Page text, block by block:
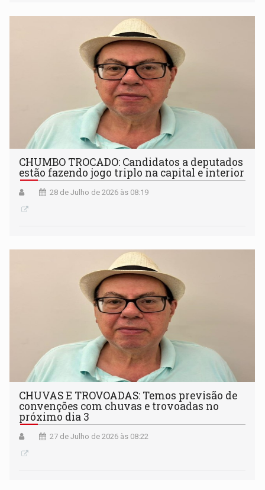
CHUMBO TROCADO: Candidatos a deputados
estão fazendo jogo triplo na capital e interior
28 de Julho de 2026 às 08:19
CHUVAS E TROVOADAS: Temos previsão de
convenções com chuvas e trovoadas no
próximo dia 3
27 de Julho de 2026 às 08:22